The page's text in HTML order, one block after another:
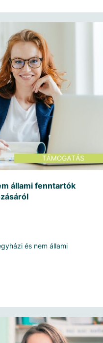
állami fenntartók
és nem állami